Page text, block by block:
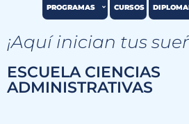
PROGRAMAS CURSOS
¡Aquí inician tus
ESCUELA CIENCIAS
ADMINISTRATIVAS